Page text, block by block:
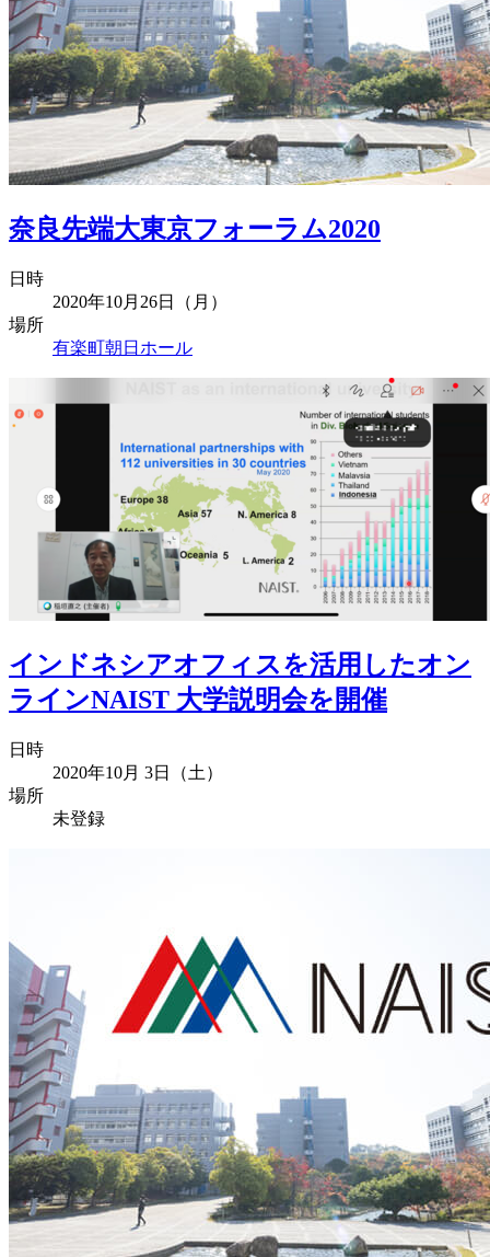
奈良先端大東京フォーラム2020
日時
2020年10月26日（月）
場所
有楽町朝日ホール
インドネシアオフィスを活用したオン
ラインNAIST 大学説明会を開催
日時
2020年10月 3日（土）
場所
未登録